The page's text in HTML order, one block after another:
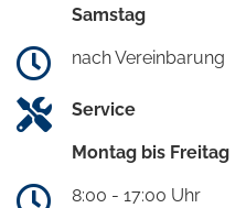
Samstag
nach Vereinbarung
Service
Montag bis Freitag
8:00 - 17:00 Uhr